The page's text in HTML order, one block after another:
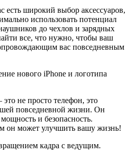
есть широкий выбор аксессуаров,
использовать потенциал
до чехлов и зарядных
все, что нужно, чтобы ваш
вас повседневным
нового iPhone и логотипа
не просто телефон, это
повседневной жизни. Он
и безопасность.
он может улучшить вашу жизнь!
кадра с ведущим.